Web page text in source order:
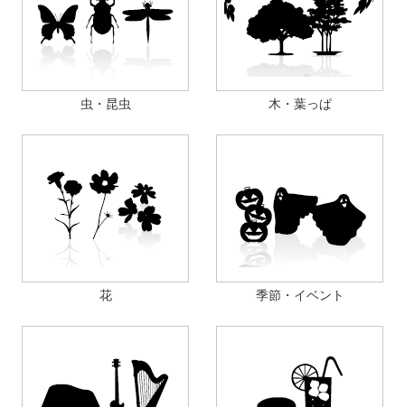
虫・昆虫 木・葉っぱ
花 季節・イベント